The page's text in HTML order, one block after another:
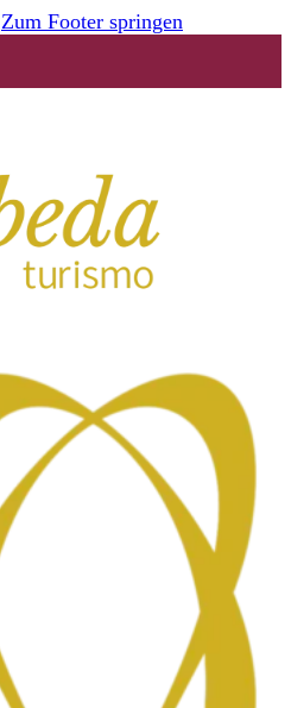
Zum Footer springen